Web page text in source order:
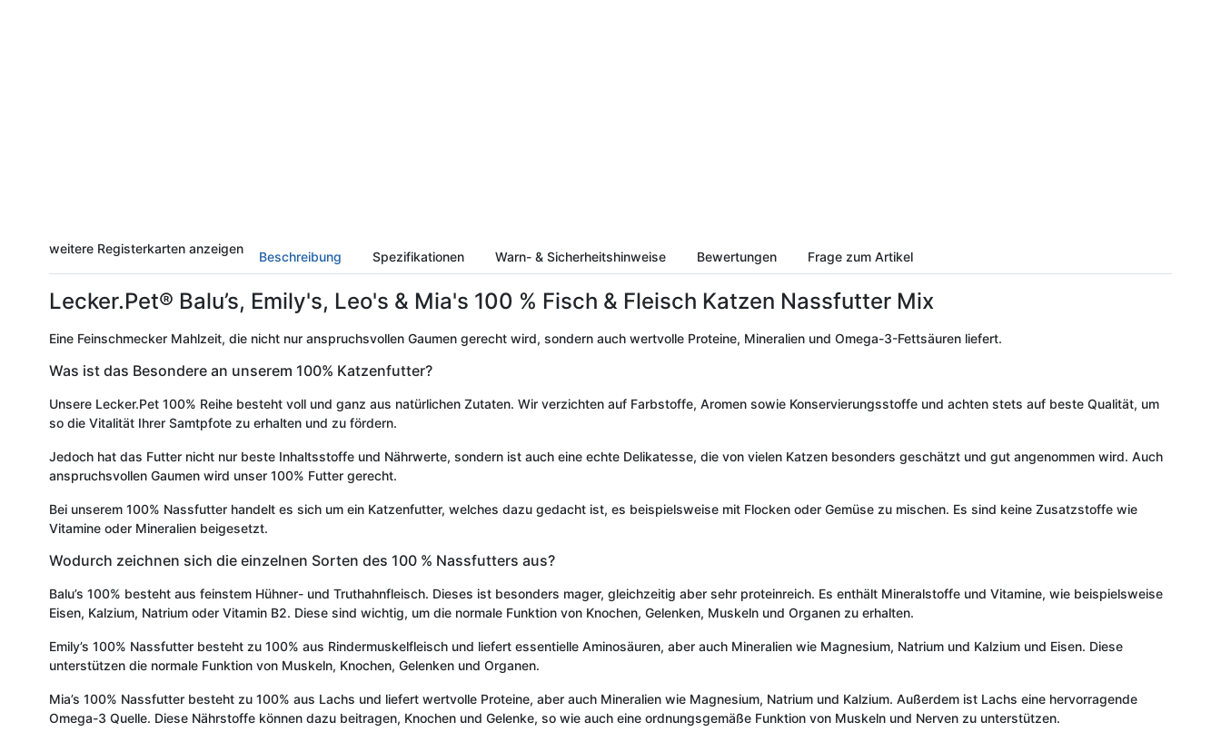
weitere Registerkarten anzeigen
Beschreibung Spezifikationen Warn- & Sicherheitshinweise Bewertungen Frage zum Artikel
Lecker.Pet® Balu’s, Emily's, Leo's & Mia's 100 % Fisch & Fleisch Katzen Nassfutter Mix
Eine Feinschmecker Mahlzeit, die nicht nur anspruchsvollen Gaumen gerecht wird, sondern auch wertvolle Proteine, Mineralien und Omega-3-Fettsäuren liefert.
Was ist das Besondere an unserem 100% Katzenfutter?
Unsere Lecker.Pet 100% Reihe besteht voll und ganz aus natürlichen Zutaten. Wir verzichten auf Farbstoffe, Aromen sowie Konservierungsstoffe und achten stets auf beste Qualität, um
so die Vitalität Ihrer Samtpfote zu erhalten und zu fördern.
Jedoch hat das Futter nicht nur beste Inhaltsstoffe und Nährwerte, sondern ist auch eine echte Delikatesse, die von vielen Katzen besonders geschätzt und gut angenommen wird. Auch
anspruchsvollen Gaumen wird unser 100% Futter gerecht.
Bei unserem 100% Nassfutter handelt es sich um ein Katzenfutter, welches dazu gedacht ist, es beispielsweise mit Flocken oder Gemüse zu mischen. Es sind keine Zusatzstoffe wie
Vitamine oder Mineralien beigesetzt.
Wodurch zeichnen sich die einzelnen Sorten des 100 % Nassfutters aus?
Balu’s 100% besteht aus feinstem Hühner- und Truthahnfleisch. Dieses ist besonders mager, gleichzeitig aber sehr proteinreich. Es enthält Mineralstoffe und Vitamine, wie beispielsweise
Eisen, Kalzium, Natrium oder Vitamin B2. Diese sind wichtig, um die normale Funktion von Knochen, Gelenken, Muskeln und Organen zu erhalten.
Emily’s 100% Nassfutter besteht zu 100% aus Rindermuskelfleisch und liefert essentielle Aminosäuren, aber auch Mineralien wie Magnesium, Natrium und Kalzium und Eisen. Diese
unterstützen die normale Funktion von Muskeln, Knochen, Gelenken und Organen.
Mia’s 100% Nassfutter besteht zu 100% aus Lachs und liefert wertvolle Proteine, aber auch Mineralien wie Magnesium, Natrium und Kalzium. Außerdem ist Lachs eine hervorragende
Omega-3 Quelle. Diese Nährstoffe können dazu beitragen, Knochen und Gelenke, so wie auch eine ordnungsgemäße Funktion von Muskeln und Nerven zu unterstützen.